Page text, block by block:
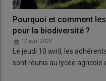
Pourquoi et comment
pour la biodiversité ?
17 avril 2025
Le jeudi 10 avril, les
sont réunis au lycée agricole